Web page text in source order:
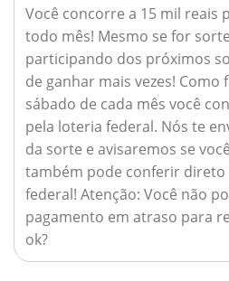
Você concorre a 15 mil reais
todo mês! Mesmo se for
participando dos próximos
de ganhar mais vezes! Como
sábado de cada mês você
pela loteria federal. Nós te
da sorte e avisaremos se
também pode conferir direto
federal! Atenção: Você não
pagamento em atraso para
ok?